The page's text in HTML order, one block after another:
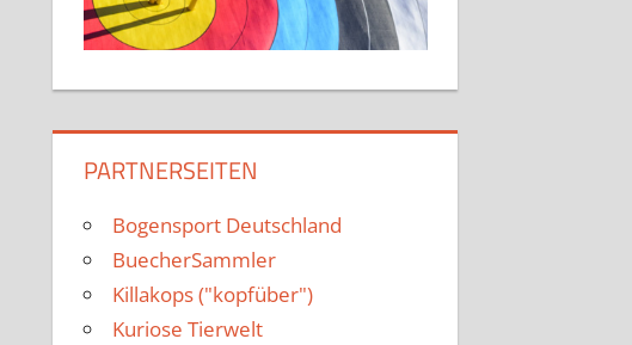
PARTNERSEITEN
Bogensport Deutschland
BuecherSammler
Killakops ("kopfüber")
Kuriose Tierwelt